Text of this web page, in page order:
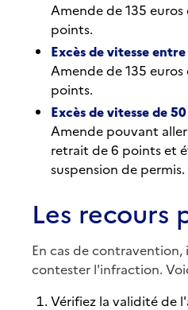
Amende de 135
points.
Excès de vitesse
Amende de 135
points.
Excès de vitesse de
Amende pouvant
retrait de 6 points et
suspension de permis.
Les recours
En cas de contravention,
contester l'infraction.
Vérifiez la validité de